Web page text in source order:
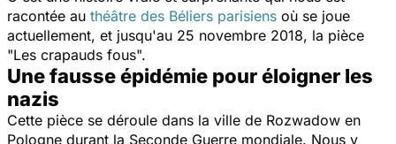
racontée au théâtre des Béliers parisiens où se joue
actuellement, et jusqu'au 25 novembre 2018, la pièce
"Les crapauds fous".
Une fausse épidémie pour éloigner les
nazis
Cette pièce se déroule dans la ville de Rozwadow en
Pologne durant la Seconde Guerre mondiale. Nous y